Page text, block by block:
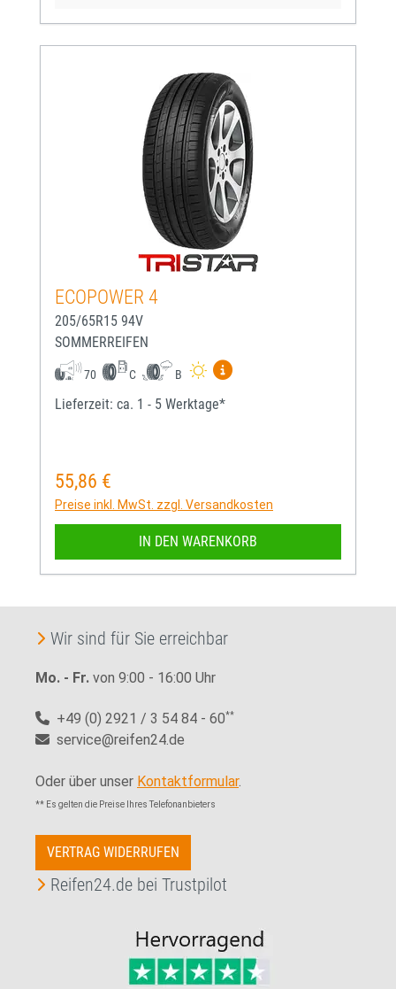
ECOPOWER 4
205/65R15 94V
SOMMERREIFEN
70 C B
Mehr Informationen zum
Lieferzeit: ca. 1 - 5 Werktage*
Regulärer Preis:
55,86 €
Preise inkl. MwSt. zzgl. Versandkosten
IN DEN WARENKORB
Wir sind für Sie erreichbar
Mo. - Fr. von 9:00 - 16:00 Uhr
+49 (0) 2921 / 3 54 84 - 60**
service@reifen24.de
Oder über unser Kontaktformular.
** Es gelten die Preise Ihres Telefonanbieters
VERTRAG WIDERRUFEN
Reifen24.de bei Trustpilot